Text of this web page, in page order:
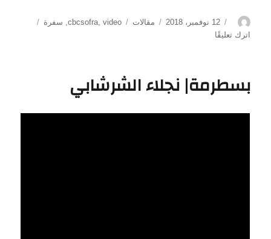
الكاتبنُشرت
في
12 نوفمبر، 2018 التصنيفات
مقالات الوسومcbcsofra, video
, سفرة
اترك تعليقًا
بسطرمة| نجلاء الشرشابي